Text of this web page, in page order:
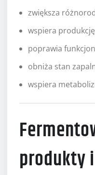
zwiększa
wspiera produkcję
poprawia
obniża stan
wspiera
produkty